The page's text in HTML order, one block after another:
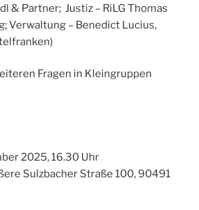
& Partner; Justiz – RiLG Thomas
Verwaltung – Benedict Lucius,
Fragen in Kleingruppen
2025, 16.30 Uhr
Sulzbacher Straße 100, 90491